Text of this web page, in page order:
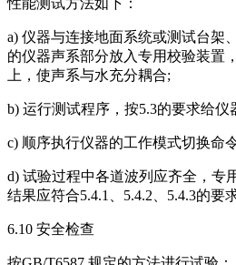
性能测试方法如下：
a) 仪器与连接地面系统或测试台架
的仪器声系部分放入专用校验装置
上，使声系与水充分耦合;
b) 运行测试程序，按5.3的要求给仪
c) 顺序执行仪器的工作模式切换命
d) 试验过程中各道波列应齐全，专
结果应符合5.4.1、5.4.2、5.4.3的要求
6.10 安全检查